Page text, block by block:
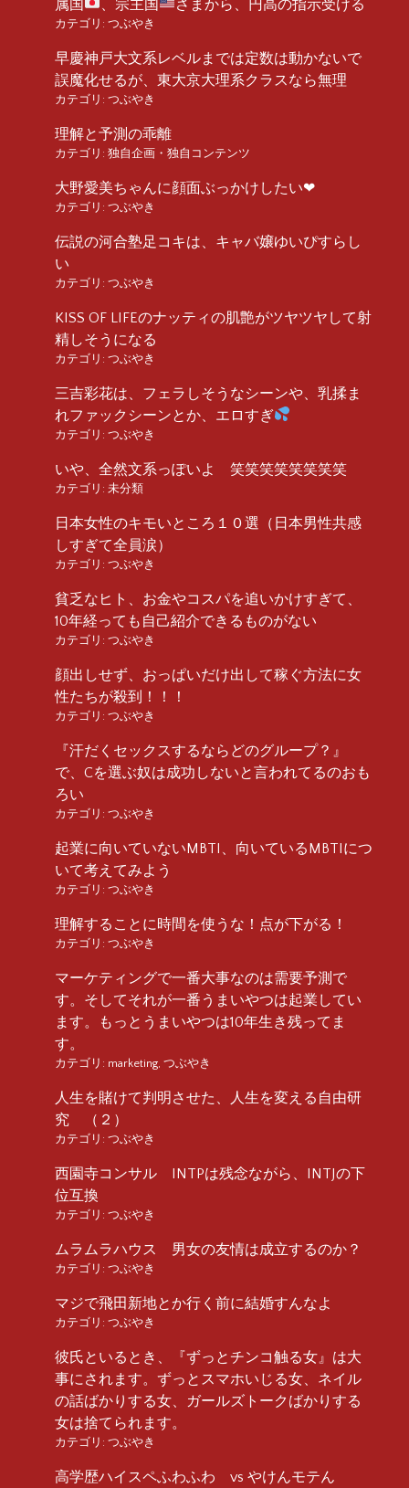
属国 、宗主国 さまから、円高の指示受ける
カテゴリ: つぶやき
早慶神戸大文系レベルまでは定数は動かないで
誤魔化せるが、東大京大理系クラスなら無理
カテゴリ: つぶやき
理解と予測の乖離
カテゴリ: 独自企画・独自コンテンツ
大野愛美ちゃんに顔面ぶっかけしたい❤︎
カテゴリ: つぶやき
伝説の河合塾足コキは、キャバ嬢ゆいぴすらし
い
カテゴリ: つぶやき
KISS OF LIFEのナッティの肌艶がツヤツヤして射
精しそうになる
カテゴリ: つぶやき
三吉彩花は、フェラしそうなシーンや、乳揉ま
れファックシーンとか、エロすぎ
カテゴリ: つぶやき
いや、全然文系っぽいよ 笑笑笑笑笑笑笑笑
カテゴリ: 未分類
日本女性のキモいところ１０選（日本男性共感
しすぎて全員涙）
カテゴリ: つぶやき
貧乏なヒト、お金やコスパを追いかけすぎて、
10年経っても自己紹介できるものがない
カテゴリ: つぶやき
顔出しせず、おっぱいだけ出して稼ぐ方法に女
性たちが殺到！！！
カテゴリ: つぶやき
『汗だくセックスするならどのグループ？』
で、Cを選ぶ奴は成功しないと言われてるのおも
ろい
カテゴリ: つぶやき
起業に向いていないMBTI、向いているMBTIにつ
いて考えてみよう
カテゴリ: つぶやき
理解することに時間を使うな！点が下がる！
カテゴリ: つぶやき
マーケティングで一番大事なのは需要予測で
す。そしてそれが一番うまいやつは起業してい
ます。もっとうまいやつは10年生き残ってま
す。
カテゴリ: marketing つぶやき
人生を賭けて判明させた、人生を変える自由研
究 （２）
カテゴリ: つぶやき
西園寺コンサル INTPは残念ながら、INTJの下
位互換
カテゴリ: つぶやき
ムラムラハウス 男女の友情は成立するのか？
カテゴリ: つぶやき
マジで飛田新地とか行く前に結婚すんなよ
カテゴリ: つぶやき
彼氏といるとき、『ずっとチンコ触る女』は大
事にされます。ずっとスマホいじる女、ネイル
の話ばかりする女、ガールズトークばかりする
女は捨てられます。
カテゴリ: つぶやき
高学歴ハイスペふわふわ vs やけんモテん